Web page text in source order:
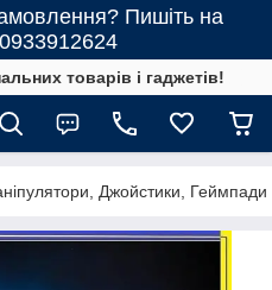
Пишіть на
товарів і гаджетів!
Джойстики, Геймпади